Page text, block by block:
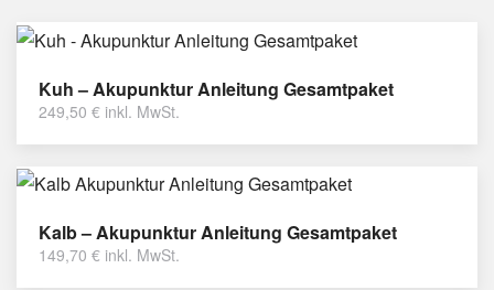
Kuh – Akupunktur Anleitung Gesamtpaket
249,50 € inkl. MwSt.
Kalb – Akupunktur Anleitung Gesamtpaket
149,70 € inkl. MwSt.